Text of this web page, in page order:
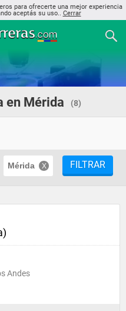
para ofrecerte una mejor experiencia
aceptás su uso.. Cerrar
en Mérida (8)
Mérida FILTRAR
Andes